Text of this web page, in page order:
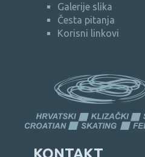
Galerije slika
Česta pitanja
Korisni linkovi
KONTAKT